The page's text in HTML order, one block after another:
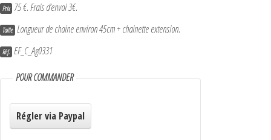
Prix 75 €.Frais d’envoi 3€.
Taille Longueur de chaine environ 45cm + chainette extension.
Rèf. EF_C_Ag0331
POUR COMMANDER